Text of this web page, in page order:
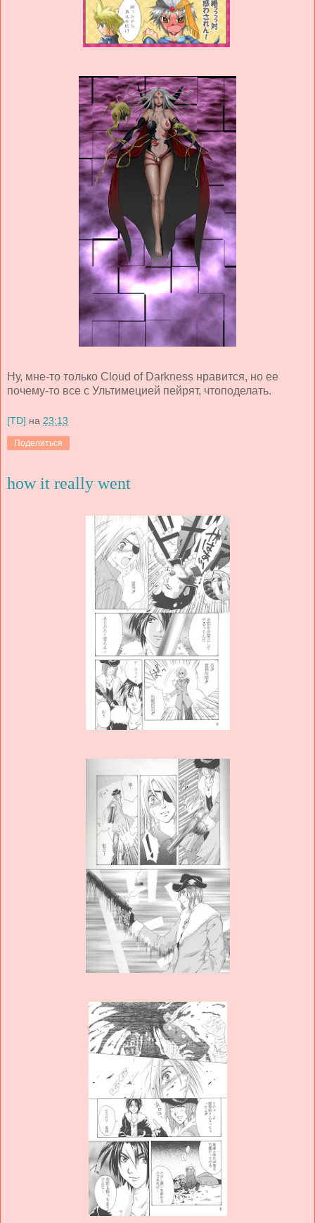
Ну, мне-то только Cloud of Darkness нравится, но ее
почему-то все с Ультимецией пейрят, чтоподелать.
[TD] на 23:13
Поделиться
how it really went